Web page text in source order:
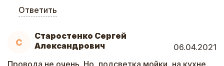
Ответить
С
Старостенко Сергей
Александрович
06.04.2021
Провода не очень. Но, подсветка мойки, на кухне,